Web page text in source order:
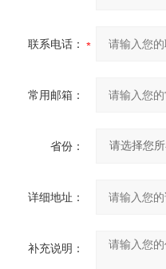
联系电话：
常用邮箱：
省份：
详细地址：
补充说明：